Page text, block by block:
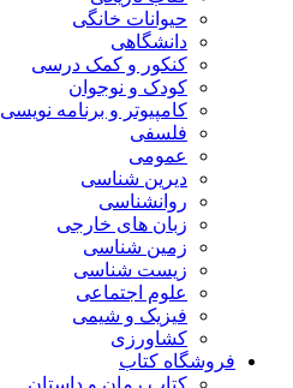
حیوانات خانگی
دانشگاهی
کنکور و کمک‌ درسی
کودک و نوجوان
کامپیوتر و برنامه نویسی
فلسفی
عمومی
دیرین شناسی
روانشناسی
زبان های خارجی
زمین شناسی
زیست شناسی
علوم اجتماعی
فیزیک و شیمی
کشاورزی
فروشگاه کتاب
کتاب رمان و داستان